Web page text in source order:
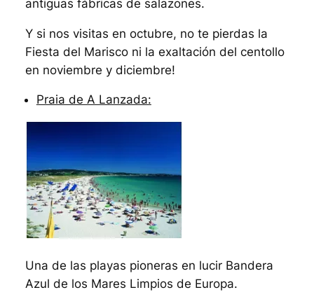
antiguas fábricas de salazones.
Y si nos visitas en octubre, no te pierdas la
Fiesta del Marisco ni la exaltación del centollo
en noviembre y diciembre!
Praia de A Lanzada:
Una de las playas pioneras en lucir Bandera
Azul de los Mares Limpios de Europa.